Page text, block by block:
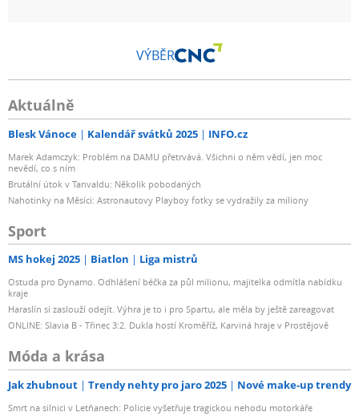
VÝBĚR
Aktuálně
Blesk Vánoce Kalendář svátků 2025 INFO.cz
Marek Adamczyk: Problém na DAMU přetrvává. Všichni o něm vědí, jen moc
nevědí, co s ním
Brutální útok v Tanvaldu: Několik pobodaných
Nahotinky na Měsíci: Astronautovy Playboy fotky se vydražily za miliony
Sport
MS hokej 2025 Biatlon Liga mistrů
Ostuda pro Dynamo. Odhlášení béčka za půl milionu, majitelka odmítla nabídku
kraje
Haraslín si zaslouží odejít. Výhra je to i pro Spartu, ale měla by ještě zareagovat
ONLINE: Slavia B - Třinec 3:2. Dukla hostí Kroměříž, Karviná hraje v Prostějově
Móda a krása
Jak zhubnout Trendy nehty pro jaro 2025 Nové make-up trendy
Smrt na silnici v Letňanech: Policie vyšetřuje tragickou nehodu motorkáře